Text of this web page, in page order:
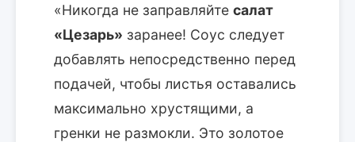
«Никогда не заправляйте салат
«Цезарь» заранее! Соус следует
добавлять непосредственно перед
подачей, чтобы листья оставались
максимально хрустящими, а
гренки не размокли. Это золотое